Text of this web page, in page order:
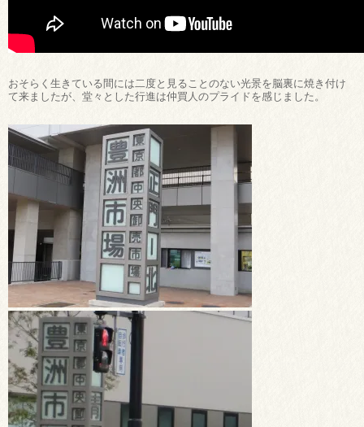
おそらく生きている間には二度と見ることのない光景を脳裏に焼き付け
て来ましたが、堂々とした行進は仲買人のプライドを感じました。